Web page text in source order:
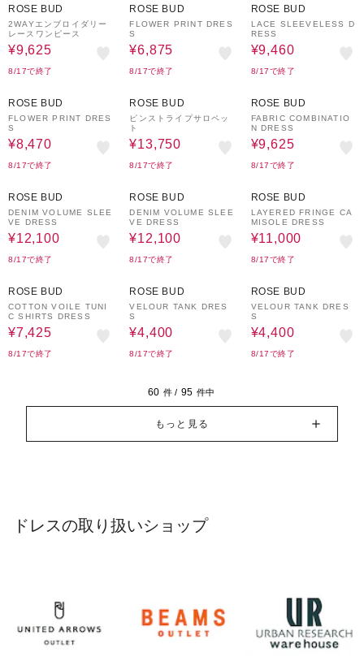
ROSE BUD
2WAYエンブロイダリー
レースワンピース
¥9,625
8/17で終了
ROSE BUD
FLOWER PRINT DRES
S
¥6,875
8/17で終了
ROSE BUD
LACE SLEEVELESS D
RESS
¥9,460
8/17で終了
ROSE BUD
FLOWER PRINT DRES
S
¥8,470
8/17で終了
ROSE BUD
ピンストライプサロペッ
ト
¥13,750
8/17で終了
ROSE BUD
FABRIC COMBINATIO
N DRESS
¥9,625
8/17で終了
ROSE BUD
DENIM VOLUME SLEE
VE DRESS
¥12,100
8/17で終了
ROSE BUD
DENIM VOLUME SLEE
VE DRESS
¥12,100
8/17で終了
ROSE BUD
LAYERED FRINGE CA
MISOLE DRESS
¥11,000
8/17で終了
ROSE BUD
COTTON VOILE TUNI
C SHIRTS DRESS
¥7,425
8/17で終了
ROSE BUD
VELOUR TANK DRES
S
¥4,400
8/17で終了
ROSE BUD
VELOUR TANK DRES
S
¥4,400
8/17で終了
60 件 / 95 件中
もっと見る
ドレスの取り扱いショップ